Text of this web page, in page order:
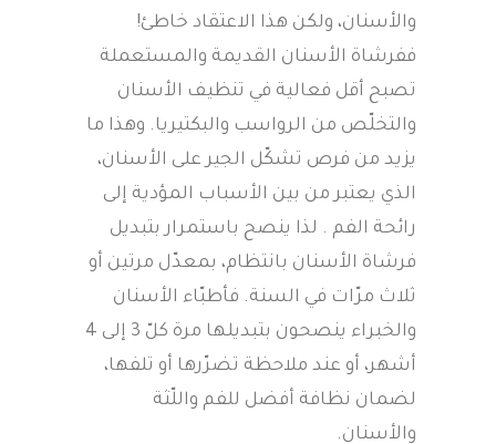
والأسنان، ولكن هذا الاعتقاد خاطئ!
ففرشاة الأسنان القديمة والمستعملة
تصبح أقل فعالية في تنظيف الأسنان
والتخلّص من الرواسب والبكتيريا. وهذا ما
يزيد من فرص تشكّل الجير على الأسنان،
الذي يعتبر من بين الأسباب المؤدية إلى
رائحة الفم . لذا ينصح باستمرار بتبديل
فرشاة الأسنان بانتظام، بمعدّل مرتين أو
ثلاث مرّات في السنة. فأطبّاء الأسنان
والخبراء ينصحون بتبديلها مرة كلّ 3 إلى 4
أشهر، أو عند ملاحظة تضرّرها أو تلفها،
لضمان نظافة أفضل للفم واللّثة
والأسنان.